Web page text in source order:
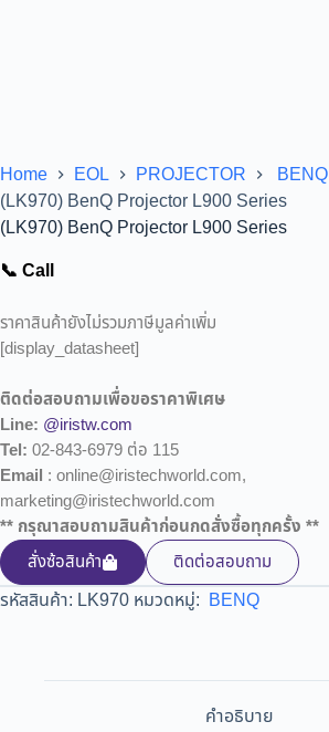
Home EOL PROJECTOR
BENQ
(LK970) BenQ Projector L900 Series
(LK970) BenQ Projector L900 Series
📞 Call
ราคาสินค้ายังไม่รวมภาษีมูลค่าเพิ่ม
[display_datasheet]
ติดต่อสอบถามเพื่อขอราคาพิเศษ
Line: @iristw.com
Tel: 02-843-6979 ต่อ 115
Email : online@iristechworld.com,
marketing@iristechworld.com
** กรุณาสอบถามสินค้าก่อนกดสั่งซื้อทุกครั้ง **
สั่งซ้อสินค้า
ติดต่อสอบถาม
รหัสสินค้า: LK970 หมวดหมู่: BENQ
คำอธิบาย